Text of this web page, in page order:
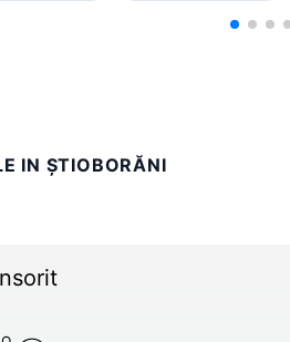
IN ŞTIOBORĂNI